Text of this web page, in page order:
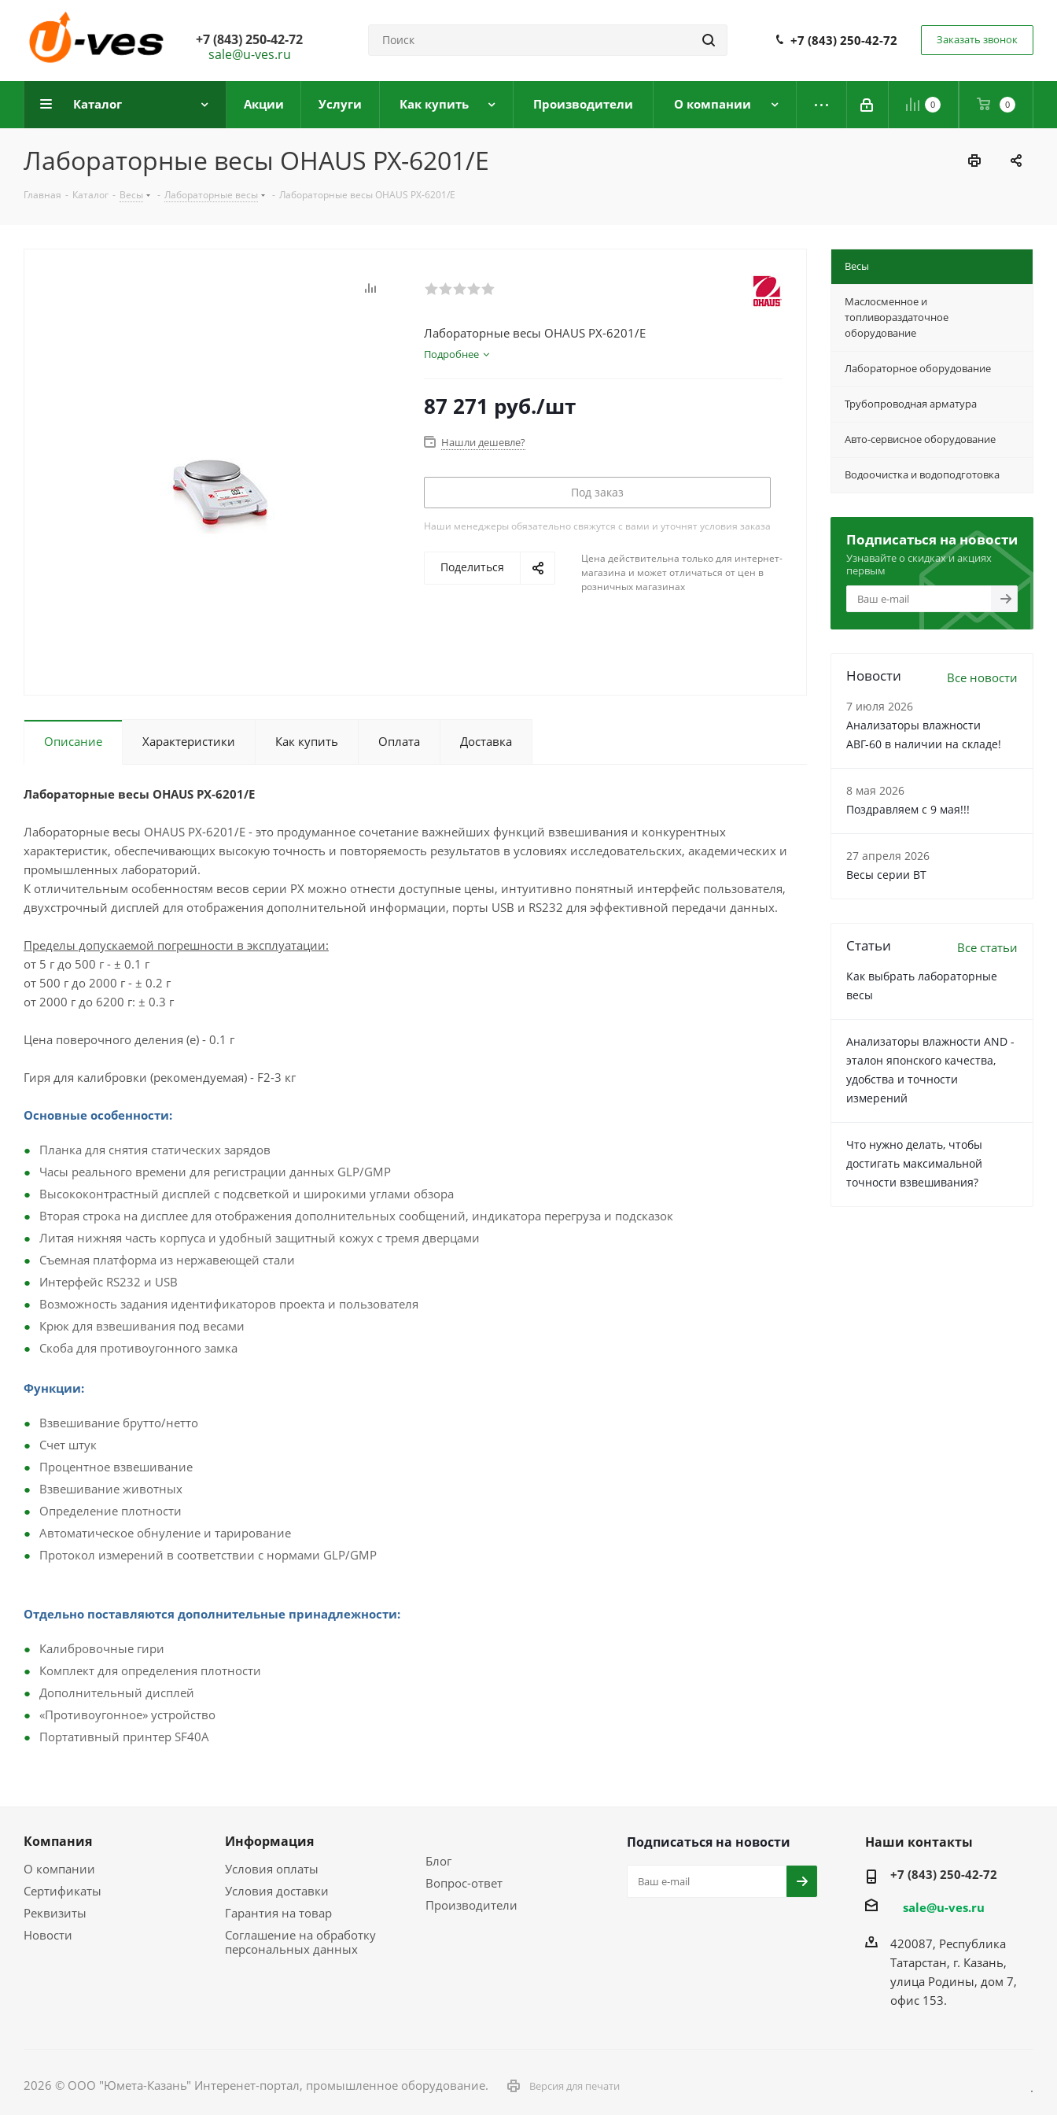
+7 (843) 250-42-72
sale@u-ves.ru
+7 (843) 250-42-72 Заказать звонок
0 0
Каталог Акции Услуги Как купить Производители О компании
Лабораторные весы OHAUS PX-6201/E
Главная - Каталог - Весы - Лабораторные весы - Лабораторные весы OHAUS PX-6201/E
Лабораторные весы OHAUS PX-6201/E
Подробнее
87 271 руб./шт
Нашли дешевле?
Под заказ
Наши менеджеры обязательно свяжутся с вами и уточнят условия заказа
Поделиться
Цена действительна только для интернет-
магазина и может отличаться от цен в
розничных магазинах
Описание Характеристики Как купить Оплата Доставка
Лабораторные весы OHAUS PX-6201/E
Лабораторные весы OHAUS PX-6201/E - это продуманное сочетание важнейших функций взвешивания и конкурентных
характеристик, обеспечивающих высокую точность и повторяемость результатов в условиях исследовательских, академических и
промышленных лабораторий.
К отличительным особенностям весов серии PX можно отнести доступные цены, интуитивно понятный интерфейс пользователя,
двухстрочный дисплей для отображения дополнительной информации, порты USB и RS232 для эффективной передачи данных.
Пределы допускаемой погрешности в эксплуатации:
от 5 г до 500 г - ± 0.1 г
от 500 г до 2000 г - ± 0.2 г
от 2000 г до 6200 г: ± 0.3 г
Цена поверочного деления (e) - 0.1 г
Гиря для калибровки (рекомендуемая) - F2-3 кг
Основные особенности:
Планка для снятия статических зарядов
Часы реального времени для регистрации данных GLP/GMP
Высококонтрастный дисплей с подсветкой и широкими углами обзора
Вторая строка на дисплее для отображения дополнительных сообщений, индикатора перегруза и подсказок
Литая нижняя часть корпуса и удобный защитный кожух с тремя дверцами
Съемная платформа из нержавеющей стали
Интерфейс RS232 и USB
Возможность задания идентификаторов проекта и пользователя
Крюк для взвешивания под весами
Скоба для противоугонного замка
​Функции:
Взвешивание брутто/нетто
Счет штук
Процентное взвешивание
Взвешивание животных
Определение плотности
Автоматическое обнуление и тарирование
Протокол измерений в соответствии с нормами GLP/GMP
Отдельно поставляются дополнительные принадлежности:
Калибровочные гири
Комплект для определения плотности
Дополнительный дисплей
«Противоугонное» устройство
Портативный принтер SF40A
Весы
Маслосменное и
топливораздаточное
оборудование
Лабораторное оборудование
Трубопроводная арматура
Авто-сервисное оборудование
Водоочистка и водоподготовка
Подписаться на новости
Узнавайте о скидках и акциях
первым
Новости Все новости
7 июля 2026
Анализаторы влажности
АВГ-60 в наличии на складе!
8 мая 2026
Поздравляем с 9 мая!!!
27 апреля 2026
Весы серии ВТ
Статьи Все статьи
Как выбрать лабораторные
весы
Анализаторы влажности AND -
эталон японского качества,
удобства и точности
измерений
Что нужно делать, чтобы
достигать максимальной
точности взвешивания?
Компания
О компании
Сертификаты
Реквизиты
Новости
Информация
Условия оплаты
Условия доставки
Гарантия на товар
Соглашение на обработку
персональных данных
Блог
Вопрос-ответ
Производители
Подписаться на новости Наши контакты
+7 (843) 250-42-72
sale@u-ves.ru
420087, Республика
Татарстан, г. Казань,
улица Родины, дом 7,
офис 153.
2026 © ООО "Юмета-Казань" Интеренет-портал, промышленное оборудование. Версия для печати .